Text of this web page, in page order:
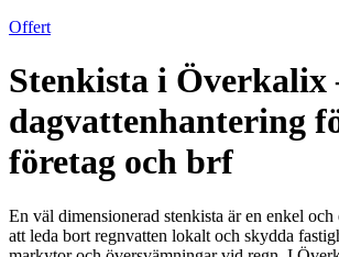
Offert
Stenkista i Överkalix
dagvattenhantering
företag och brf
En väl dimensionerad stenkista är en enkel
att leda bort regnvatten lokalt och skydda